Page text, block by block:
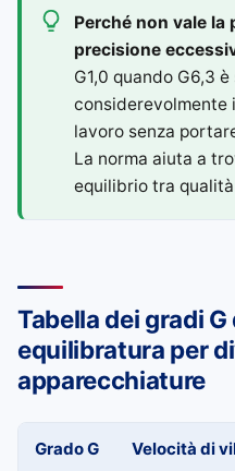
Perché non vale la
precisione
G1,0 quando G6,3
considerevolmente
lavoro senza
La norma aiuta a
equilibrio tra
Tabella dei gradi
equilibratura per
apparecchiature
Grado G Velocità di